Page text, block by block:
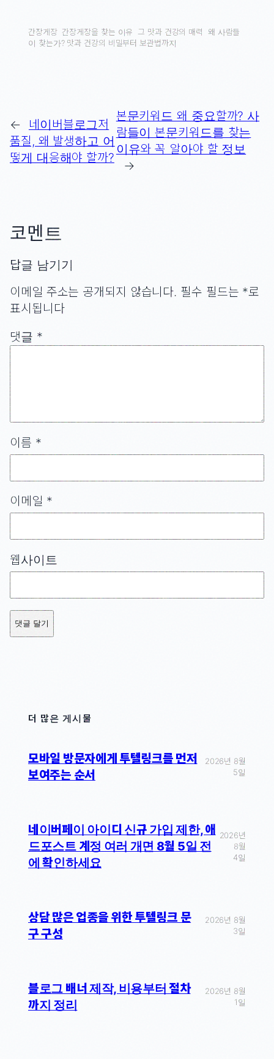
간장게장 간장게장을 찾는 이유 그 맛과 건강의 매력
왜 사람들
이 찾는가? 맛과 건강의 비밀부터 보관법까지
←
네이버블로그저
품질, 왜 발생하고 어
떻게 대응해야 할까?
본문키워드 왜 중요할까? 사
람들이 본문키워드를 찾는
이유와 꼭 알아야 할 정보
→
코멘트
답글 남기기
이메일 주소는 공개되지 않습니다. 필수 필드는 *로
표시됩니다
댓글 *
이름 *
이메일 *
웹사이트
더 많은 게시물
모바일 방문자에게 투텔링크를 먼저
보여주는 순서
2026년 8월
5일
네이버페이 아이디 신규 가입 제한, 애
드포스트 계정 여러 개면 8월 5일 전
에 확인하세요
2026년
8월
4일
상담 많은 업종을 위한 투텔링크 문
구 구성
2026년 8월
3일
블로그 배너 제작, 비용부터 절차
까지 정리
2026년 8월
1일